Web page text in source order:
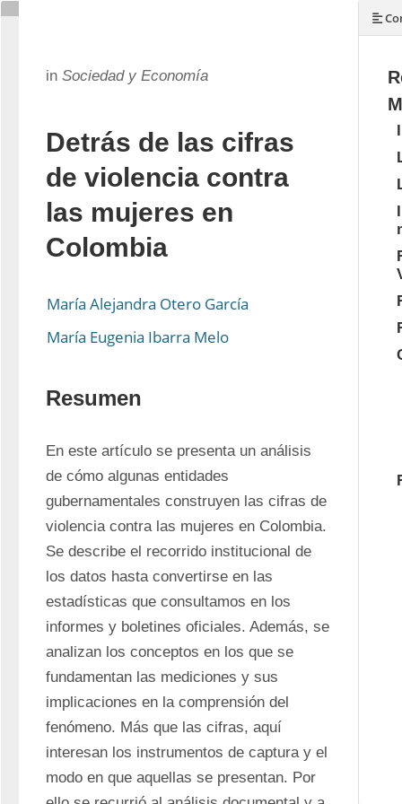
in Sociedad y Economía
Detrás de las cifras
de violencia contra
las mujeres en
Colombia
María Alejandra Otero García
María Eugenia Ibarra Melo
Resumen
En este artículo se presenta un análisis
de cómo algunas entidades
gubernamentales construyen las cifras de
violencia contra las mujeres en Colombia.
Se describe el recorrido institucional de
los datos hasta convertirse en las
estadísticas que consultamos en los
informes y boletines oficiales. Además, se
analizan los conceptos en los que se
fundamentan las mediciones y sus
implicaciones en la comprensión del
fenómeno. Más que las cifras, aquí
interesan los instrumentos de captura y el
modo en que aquellas se presentan. Por